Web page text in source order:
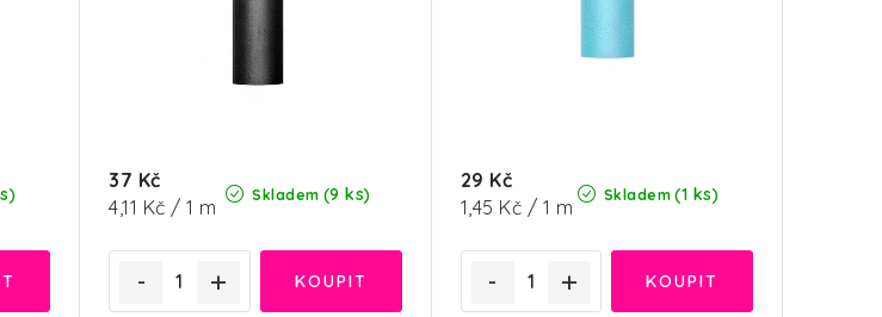
Skladem (9 ks)
37 Kč
Měrná
4,11 Kč / 1 m Skladem (1 ks)
29 Kč
Měrná
1,45 Kč / 1 m